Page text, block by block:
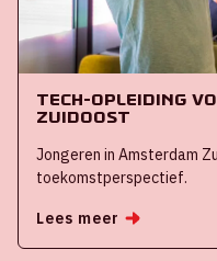
Tech-opleiding
Zuidoost
Jongeren in Amsterdam
toekomstperspectief.
Lees meer